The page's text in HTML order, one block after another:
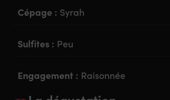
Cépage : Syrah
Sulfites : Peu
Engagement : Raisonnée